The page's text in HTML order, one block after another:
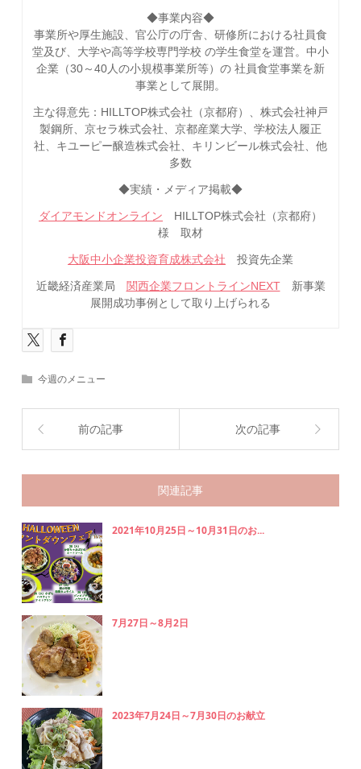
◆事業内容◆
事業所や厚生施設、官公庁の庁舎、研修所における社員食
堂及び、大学や高等学校専門学校 の学生食堂を運営。中小
企業（30～40人の小規模事業所等）の 社員食堂事業を新
事業として展開。
主な得意先：HILLTOP株式会社（京都府）、株式会社神戸
製鋼所、京セラ株式会社、京都産業大学、学校法人履正
社、キユーピー醸造株式会社、キリンビール株式会社、他
多数
◆実績・メディア掲載◆
ダイアモンドオンライン HILLTOP株式会社（京都府）
様 取材
大阪中小企業投資育成株式会社 投資先企業
近畿経済産業局 関西企業フロントラインNEXT新事業
展開成功事例として取り上げられる
今週のメニュー
前の記事 次の記事
関連記事
2021年10月25日～10月31日のお...
7月27日～8月2日
2023年7月24日～7月30日のお献立